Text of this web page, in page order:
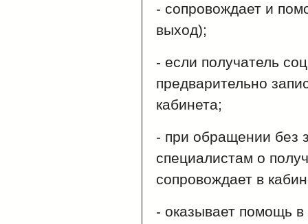
- сопровождает и
выход);
- если получатель
предварительно
кабинета;
- при обращении без
специалистам о
сопровождает в
- оказывает помощь